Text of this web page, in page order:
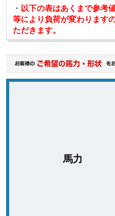
・ 以下の表はあくまで参考
等により負荷が変わります
ただきます。
馬力